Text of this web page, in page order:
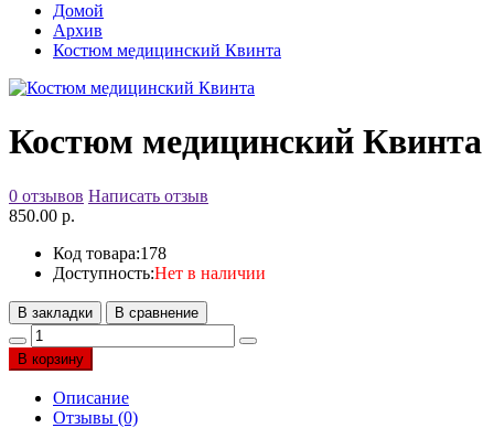
Домой
Архив
Костюм медицинский Квинта
Костюм медицинский Квинта
0 отзывов Написать отзыв
850.00 р.
Код товара:178
Доступность:Нет в наличии
В закладки В сравнение
В корзину
Описание
Отзывы (0)